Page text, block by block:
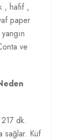
, hafif ,
paper
ve
dk.
sağlar. Küf